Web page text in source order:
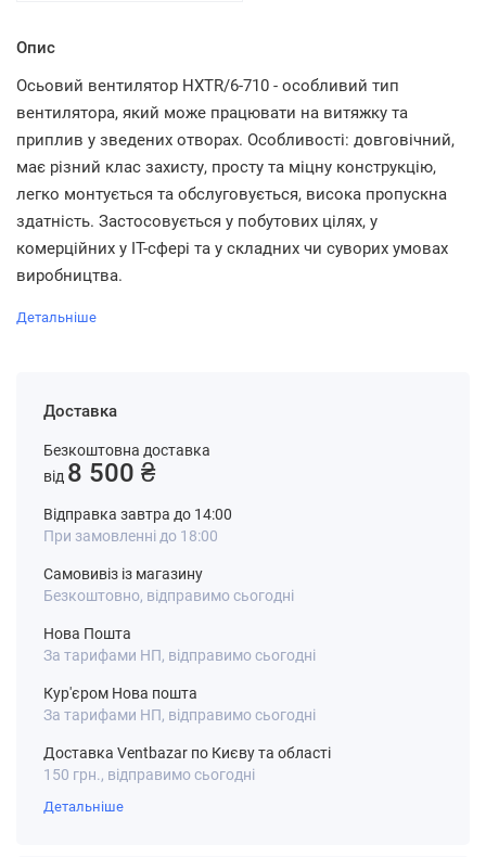
Опис
Осьовий вентилятор HXTR/6-710 - особливий тип
вентилятора, який може працювати на витяжку та
приплив у зведених отворах. Особливості: довговічний,
має різний клас захисту, просту та міцну конструкцію,
легко монтується та обслуговується, висока пропускна
здатність. Застосовується у побутових цілях, у
комерційних у IT-сфері та у складних чи суворих умовах
виробництва.
Детальніше
Доставка
Безкоштовна доставка
від 8 500 ₴
Відправка завтра до 14:00
При замовленні до 18:00
Самовивіз із магазину
Безкоштовно, відправимо сьогодні
Нова Пошта
За тарифами НП, відправимо сьогодні
Кур'єром Нова пошта
За тарифами НП, відправимо сьогодні
Доставка Ventbazar по Києву та області
150 грн., відправимо сьогодні
Детальніше